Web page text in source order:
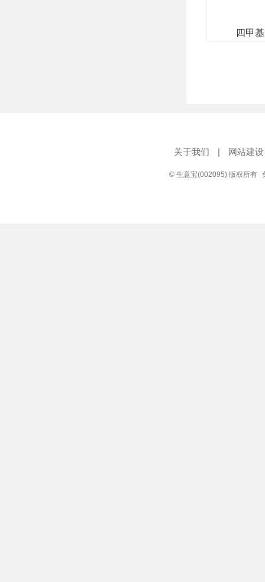
四甲
关于我们 | 网站建设
© 生意宝(002095) 版权所有